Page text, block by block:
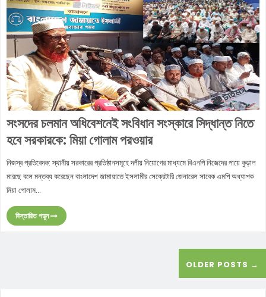
সংসদের চলমান অধিবেশনেই সংবিধান সংস্কারে সিদ্ধান্ত নিতে
হবে সরকারকে: মিয়া গোলাম পরওয়ার
নিজস্ব প্রতিবেদক: স্থানীয় সরকারের প্রতিষ্ঠানসমূহে দলীয় নিয়োগের মাধ্যমে বিএনপি নিজেদের পায়ে কুড়াল
মারছে বলে মন্তব্য করেছেন বাংলাদেশ জামায়াতে ইসলামীর সেক্রেটারি জেনারেল সাবেক এমপি অধ্যাপক
মিয়া গোলাম...
বিস্তারিত পড়ুন
OLDER POSTS →